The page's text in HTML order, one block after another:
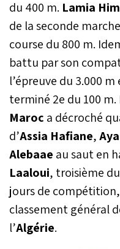
du 400 m. Lamia
de la seconde
course du 800 m.
battu par son
l’épreuve du 3.000 m
terminé 2e du 100
Maroc a décroché
d’Assia Hafiane,
Alebaae au saut en
Laaloui, troisième
jours de
classement général
l’Algérie.